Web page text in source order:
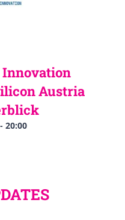
Austria
- 20:00